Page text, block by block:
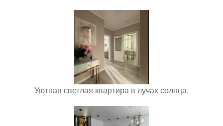
Уютная светлая квартира в лучах солнца.